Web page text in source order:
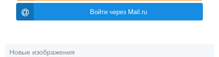
Войти через Mail.ru
Новые изображения